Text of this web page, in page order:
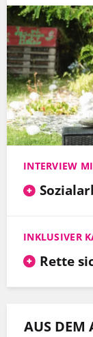
INTERVIEW
INKLUSIVER
Rette
AUS DEM